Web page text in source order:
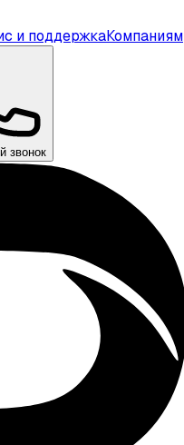
и поддержкаКомпаниям
звонок